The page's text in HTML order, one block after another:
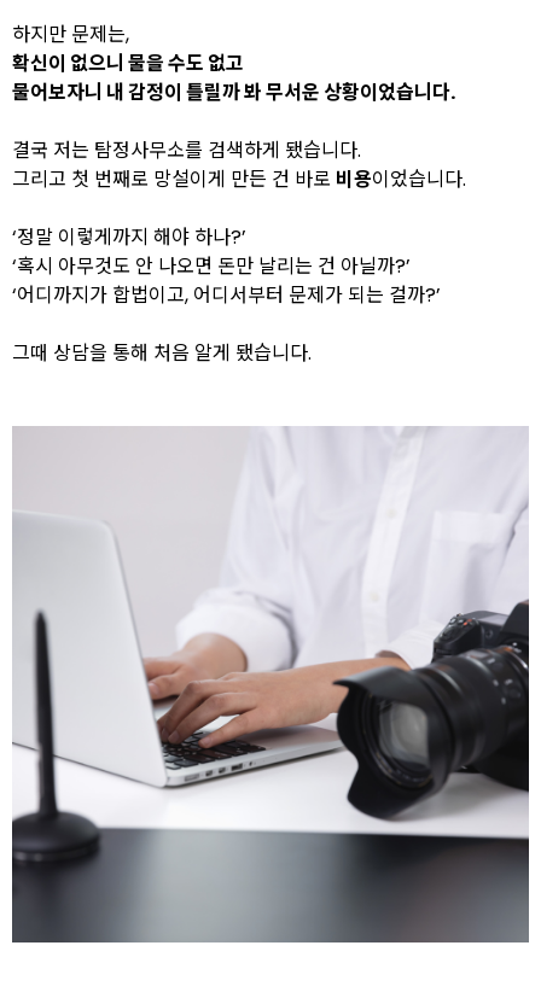
하지만 문제는,
확신이 없으니 물을 수도 없고
물어보자니 내 감정이 틀릴까 봐 무서운 상황이었습니다.
결국 저는 탐정사무소를 검색하게 됐습니다.
그리고 첫 번째로 망설이게 만든 건 바로 비용이었습니다.
‘정말 이렇게까지 해야 하나?’
‘혹시 아무것도 안 나오면 돈만 날리는 건 아닐까?’
‘어디까지가 합법이고, 어디서부터 문제가 되는 걸까?’
그때 상담을 통해 처음 알게 됐습니다.